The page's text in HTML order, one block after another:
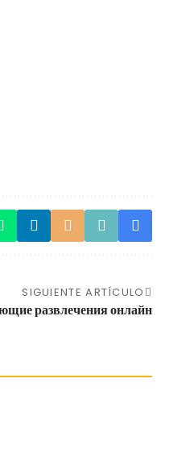
SIGUIENTE ARTÍCULO
развлечения онлайн